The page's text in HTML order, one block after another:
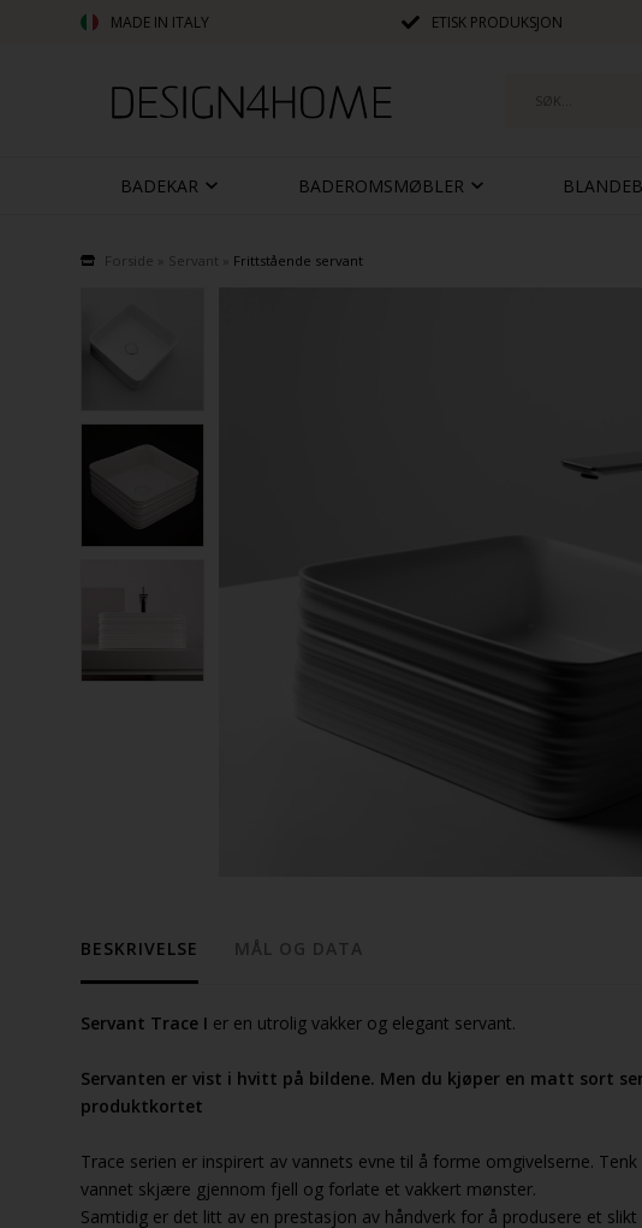
MADE IN ITALY ETISK PRODUKSJON
BADEKAR BADEROMSMØBLER
Forside Servant Frittstående servant
BESKRIVELSE MÅL OG DATA
Servant Trace I er en utrolig vakker og elegant servant.
Servanten er vist i hvitt på bildene. Men du kjøper en matt sort
produktkortet
Trace serien er inspirert av vannets evne til å forme omgivelserne.
vannet skjære gjennom fjell og forlate et vakkert mønster.
Samtidig er det litt av en prestasjon av håndverk for å produsere et slikt